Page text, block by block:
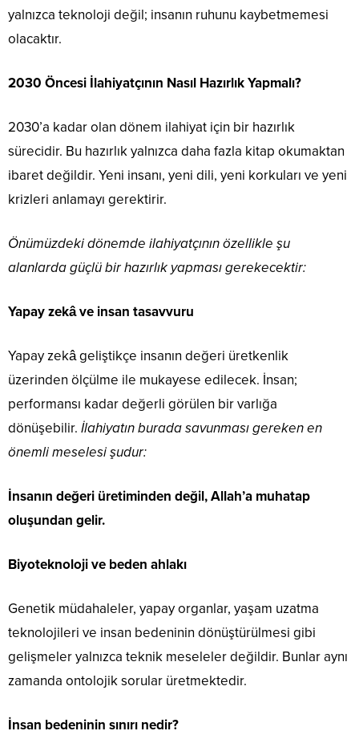
yalnızca teknoloji değil; insanın ruhunu kaybetmemesi
olacaktır.
2030 Öncesi İlahiyatçının Nasıl Hazırlık Yapmalı?
2030’a kadar olan dönem ilahiyat için bir hazırlık
sürecidir. Bu hazırlık yalnızca daha fazla kitap okumaktan
ibaret değildir. Yeni insanı, yeni dili, yeni korkuları ve yeni
krizleri anlamayı gerektirir.
Önümüzdeki dönemde ilahiyatçının özellikle şu
alanlarda güçlü bir hazırlık yapması gerekecektir:
Yapay zekâ ve insan tasavvuru
Yapay zekâ geliştikçe insanın değeri üretkenlik
üzerinden ölçülme ile mukayese edilecek. İnsan;
performansı kadar değerli görülen bir varlığa
dönüşebilir. İlahiyatın burada savunması gereken en
önemli meselesi şudur:
İnsanın değeri üretiminden değil, Allah’a muhatap
oluşundan gelir.
Biyoteknoloji ve beden ahlakı
Genetik müdahaleler, yapay organlar, yaşam uzatma
teknolojileri ve insan bedeninin dönüştürülmesi gibi
gelişmeler yalnızca teknik meseleler değildir. Bunlar aynı
zamanda ontolojik sorular üretmektedir.
İnsan bedeninin sınırı nedir?